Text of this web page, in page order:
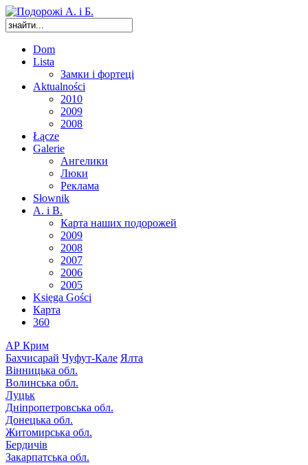
Dom
Lista
Замки і фортеці
Aktualności
2010
2009
2008
Łącze
Galerie
Ангелики
Люки
Реклама
Słownik
A. i B.
Карта наших подорожей
2009
2008
2007
2006
2005
Księga Gości
Карта
360
АР Крим
Бахчисарай Чуфут-Кале Ялта
Вінницька обл.
Волинська обл.
Луцьк
Дніпропетровська обл.
Донецька обл.
Житомирська обл.
Бердичів
Закарпатська обл.